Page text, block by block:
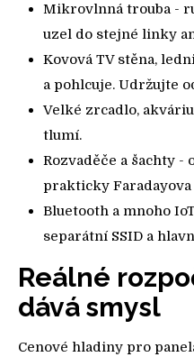
Mikrovlnná trouba -
uzel do stejné linky
Kovová TV stěna,
a pohlcuje. Udržujte
Velké zrcadlo,
tlumí.
Rozvaděče a šachty
prakticky Faradayova
Bluetooth a mnoho
separátní SSID a
Reálné
dává smysl
Cenové hladiny pro